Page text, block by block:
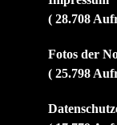
( 28.708
Fotos der
( 25.798